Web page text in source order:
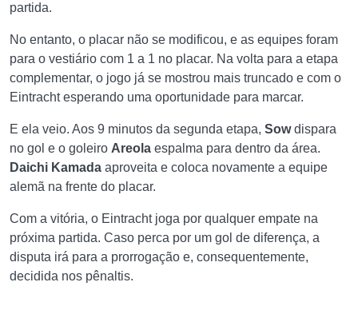
partida.
No entanto, o placar não se modificou, e as equipes foram
para o vestiário com 1 a 1 no placar. Na volta para a etapa
complementar, o jogo já se mostrou mais truncado e com o
Eintracht esperando uma oportunidade para marcar.
E ela veio. Aos 9 minutos da segunda etapa, Sowdispara
no gol e o goleiro Areola espalma para dentro da área.
Daichi Kamada aproveita e coloca novamente a equipe
alemã na frente do placar.
Com a vitória, o Eintracht joga por qualquer empate na
próxima partida. Caso perca por um gol de diferença, a
disputa irá para a prorrogação e, consequentemente,
decidida nos pênaltis.